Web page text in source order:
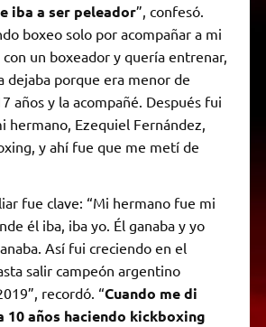
iba a ser peleador”, confesó.
boxeo solo por acompañar a mi
un boxeador y quería entrenar,
dejaba porque era menor de
años y la acompañé. Después fui
hermano, Ezequiel Fernández,
y ahí fue que me metí de
fue clave: “Mi hermano fue mi
él iba, iba yo. Él ganaba y yo
Así fui creciendo en el
salir campeón argentino
recordó. “Cuando me di
10 años haciendo kickboxing